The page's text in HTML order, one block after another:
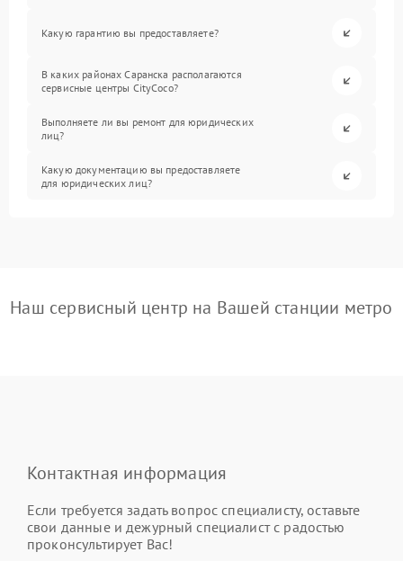
Какую гарантию вы предоставляете?
В каких районах Саранска располагаются
сервисные центры CityCoco?
Выполняете ли вы ремонт для юридических
лиц?
Какую документацию вы предоставляете
для юридических лиц?
Наш сервисный центр на Вашей станции метро
Контактная информация
Если требуется задать вопрос специалисту, оставьте
свои данные и дежурный специалист с радостью
проконсультирует Вас!